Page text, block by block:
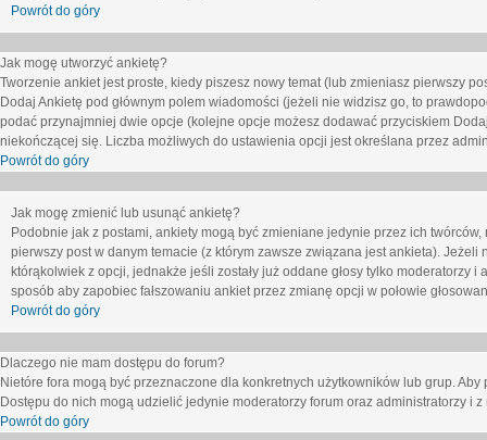
Powrót do góry
Jak mogę utworzyć ankietę?
Tworzenie ankiet jest proste, kiedy piszesz nowy temat (lub zmieniasz pierwszy
Dodaj Ankietę pod głównym polem wiadomości (jeżeli nie widzisz go, to
podać przynajmniej dwie opcje (kolejne opcje możesz dodawać przyciskiem
niekończącej się. Liczba możliwych do ustawienia opcji jest określana przez
Powrót do góry
Jak mogę zmienić lub usunąć ankietę?
Podobnie jak z postami, ankiety mogą być zmieniane jedynie przez ich
pierwszy post w danym temacie (z którym zawsze związana jest ankieta).
którąkolwiek z opcji, jednakże jeśli zostały już oddane głosy tylko
sposób aby zapobiec fałszowaniu ankiet przez zmianę opcji w połowie
Powrót do góry
Dlaczego nie mam dostępu do forum?
Nietóre fora mogą być przeznaczone dla konkretnych użytkowników lub grup.
Dostępu do nich mogą udzielić jedynie moderatorzy forum oraz administratorzy i
Powrót do góry